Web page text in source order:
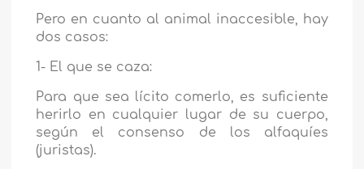
Pero en cuanto al animal inaccesible, hay
dos casos:
1- El que se caza:
Para que sea lícito comerlo, es suficiente
herirlo en cualquier lugar de su cuerpo,
según el consenso de los alfaquíes
(juristas).